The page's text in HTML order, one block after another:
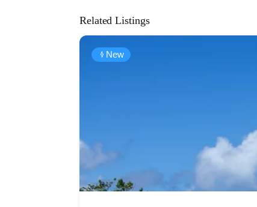
Related Listings
New